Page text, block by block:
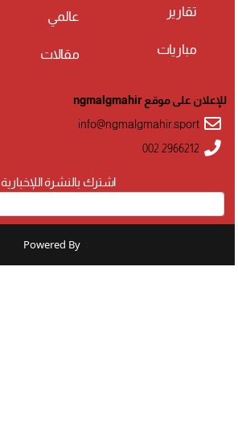
تقارير
مباريات
عالمي
مقالات
اشترك بالنشرة اللإخبارية
للإعلان على موقع ngmalgmahir
info@ngmalgmahir.sport
002 2966212
Powered By